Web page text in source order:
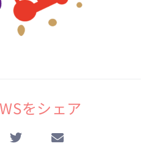
をシェア